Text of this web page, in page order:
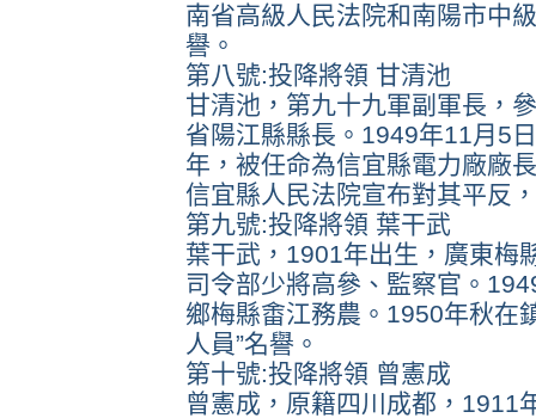
南省高級人民法院和南陽市中
譽。
第八號:投降將領 甘清池
甘清池，第九十九軍副軍長，
省陽江縣縣長。1949年11月5
年，被任命為信宜縣電力廠廠
信宜縣人民法院宣布對其平反
第九號:投降將領 葉干武
葉干武，1901年出生，廣東梅
司令部少將高參、監察官。
鄉梅縣畬江務農。1950年秋在
人員”名譽。
第十號:投降將領 曾憲成
曾憲成，原籍四川成都，1911